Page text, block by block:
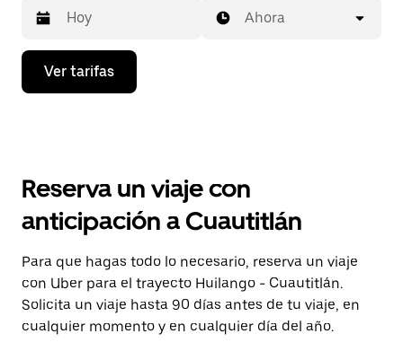
Presiona
flecha
el
y
selecciona
una
fecha.
Presiona
la
tecla Esc
para
Ahora
Ver tarifas
Reserva un viaje con
anticipación a Cuautitlán
Para que hagas todo lo necesario, reserva un viaje
con Uber para el trayecto Huilango - Cuautitlán.
Solicita un viaje hasta 90 días antes de tu viaje, en
cualquier momento y en cualquier día del año.